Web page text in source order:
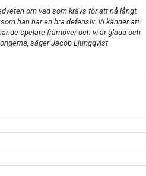
om vad som krävs för att nå långt
han har en bra defensiv. Vi känner att
spelare framöver och vi är glada och
säger Jacob Ljungqvist